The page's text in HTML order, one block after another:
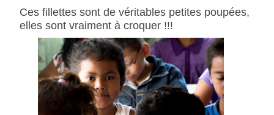
Ces fillettes sont de véritables petites poupées,
elles sont vraiment à croquer !!!